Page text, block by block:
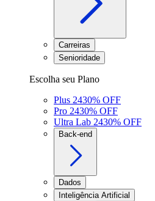
Carreiras
Senioridade
Escolha seu Plano
Plus 2430% OFF
Pro 2430% OFF
Ultra Lab 2430% OFF
Back-end
Dados
Inteligência Artificial